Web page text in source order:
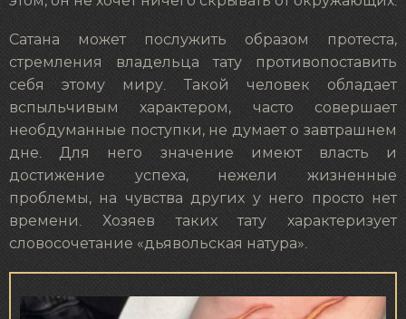
Сатана может послужить образом протеста,
стремления владельца тату противопоставить
себя этому миру. Такой человек обладает
вспыльчивым характером, часто совершает
необдуманные поступки, не думает о завтрашнем
дне. Для него значение имеют власть и
достижение успеха, нежели жизненные
проблемы, на чувства других у него просто нет
времени. Хозяев таких тату характеризует
словосочетание «дьявольская натура».